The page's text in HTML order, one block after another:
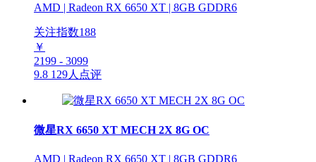
AMD | Radeon RX 6650 XT | 8GB GDDR6
关注指数188
￥
2199 - 3099
9.8 129人点评
微星RX 6650 XT MECH 2X 8G OC
AMD | Radeon RX 6650 XT | 8GB GDDR6